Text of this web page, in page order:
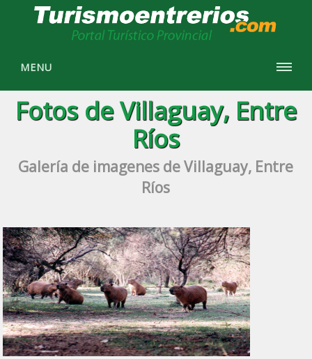
MENU
Fotos de Villaguay, Entre
Ríos
Galería de imagenes de Villaguay, Entre
Ríos